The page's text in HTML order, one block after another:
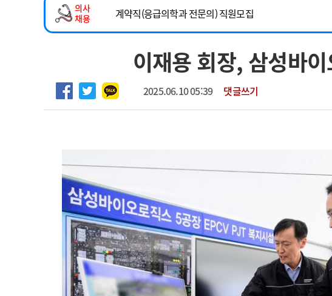
인포메이션 행정처분 판례
회사소개 법적고지
의사
채용
계약직(응급의학과 전문의) 직원모집
하반기 전공의(레지던트1년차) 모집
2026년 하반기 인턴 모집
마취통증의학과 임기제 임상의사 채용
이재용 회장, 삼성바
2025.06.10 05:39 댓글쓰기